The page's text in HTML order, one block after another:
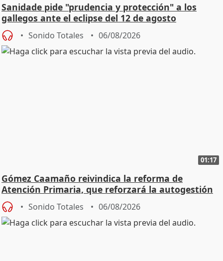
Sanidade pide "prudencia y protección" a los
gallegos ante el eclipse del 12 de agosto
Sonido Totales 06/08/2026
01:17
Gómez Caamaño reivindica la reforma de
Atención Primaria, que reforzará la autogestión
Sonido Totales 06/08/2026